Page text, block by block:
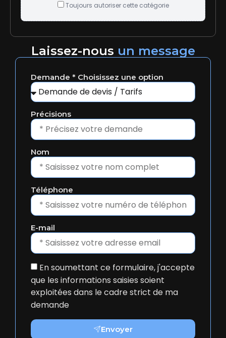
Toujours autoriser cette catégorie
Laissez-nous un message
Demande * Choisissez une option
Précisions
Nom
Téléphone
E-mail
En soumettant ce formulaire, j'accepte
que les informations saisies soient
exploitées dans le cadre strict de ma
demande
Envoyer